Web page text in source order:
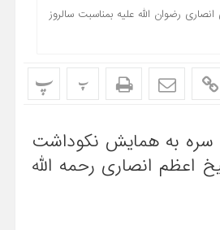
رضوان الله علیه بمناسبت سالروز
پ پ
سره به همایش نکوداشت
اعظم انصاری رحمه الله